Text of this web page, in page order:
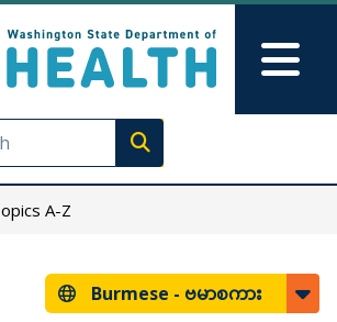
Execute search
A-Z
Burmese - ဗမာစကား